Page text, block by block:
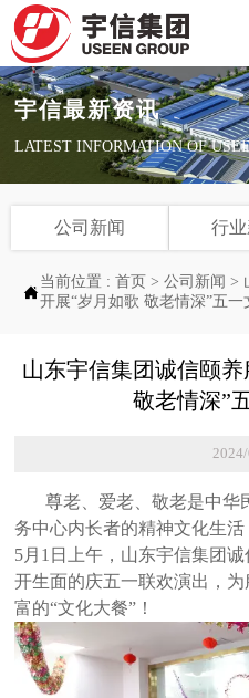
宇信最新资讯
LATEST INFORMATION OF
公司新闻 行

当前位置 : 首页 > 公司新闻 >
开展“岁月如歌 敬老情深”五一
山东宇信集团诚信颐
敬老情深”
尊老、爱老、敬老是中华
务中心内长者的精神文化生
5月1日上午，山东宇信集团
开生面的庆五一联欢演出，
富的“文化大餐”！